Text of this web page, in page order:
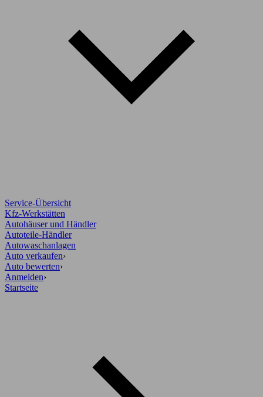
Service-Übersicht
Kfz-Werkstätten
Autohäuser und Händler
Autoteile-Händler
Autowaschanlagen
Auto verkaufen›
Auto bewerten›
Anmelden›
Startseite